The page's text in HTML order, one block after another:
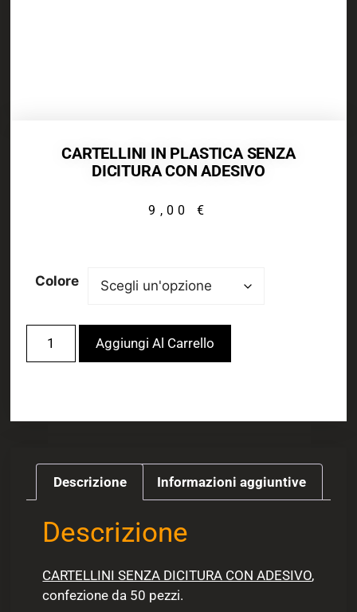
CARTELLINI IN PLASTICA SENZA
DICITURA CON ADESIVO
9,00€
Colore
Aggiungi Al Carrello
Descrizione Informazioni aggiuntive
Descrizione
CARTELLINI SENZA DICITURA CON ADESIVO,
confezione da 50 pezzi.